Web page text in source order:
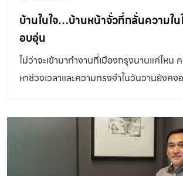
บ้านในใจ…บ้านหน้าจั่วที่กลั่นความใ
อบอุ่น
ไม่ว่าจะเข้ามาทำงานที่เมืองกรุงนานแค่ไหน
หาช่วงเวลาและความทรงจำในวันวานยังค
ใจสร้างบ้านหลังที่สองสำหรับเป็นบ้านตากอ
เดิมอย่างจังหวัดแพร่ จังหวัดเล็ก ๆ ในภาคเห
ด้วยวัฒนธรรมและวิถีชีวิตอันเรียบง่าย
DIRECTORY ออกแบบ: JAI Architect &